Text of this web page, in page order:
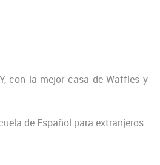
con la mejor casa de Waffles y
de Español para extranjeros.